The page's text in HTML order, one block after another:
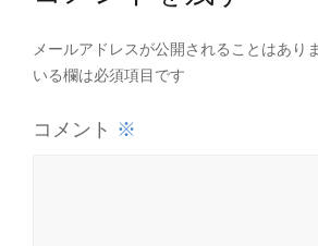
メールアドレスが公開されることはあり
いる欄は必須項目です
コメント ※